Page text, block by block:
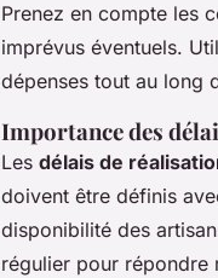
Prenez en compte les
imprévus éventuels.
dépenses tout au long
Importance des
Les délais de
doivent être définis
disponibilité des
régulier pour répondre